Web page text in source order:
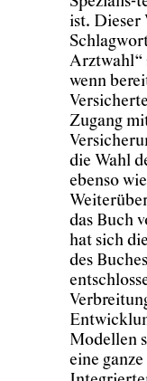
ist. Dieser
Arztwahl“
wenn
Zugang
die Wahl
ebenso
das Buch
hat sich
des
Modellen
eine